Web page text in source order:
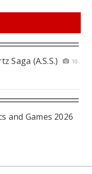
Saga (A.S.S.)
10
and Games 2026